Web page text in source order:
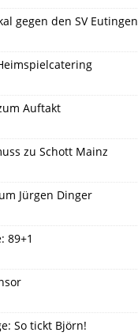
gegen den SV Eutingen
Auftakt
zu Schott Mainz
Jürgen Dinger
89+1
So tickt Björn!